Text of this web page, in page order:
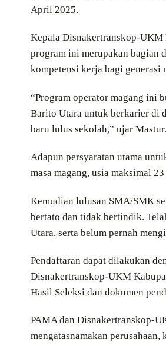
April 2025.
Kepala Disnakertranskop-UKM
program ini merupakan bagian
kompetensi kerja bagi generasi
“Program operator magang ini
Barito Utara untuk berkarier di
baru lulus sekolah,” ujar Mastur.
Adapun persyaratan utama
masa magang, usia maksimal
Kemudian lulusan SMA/SMK
bertato dan tidak bertindik.
Utara, serta belum pernah
Pendaftaran dapat dilakukan
Disnakertranskop-UKM
Hasil Seleksi dan dokumen
PAMA dan Disnakertranskop-
mengatasnamakan